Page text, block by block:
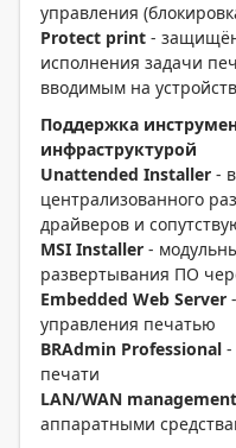
управления
Protect print -
исполнения задачи
вводимым на
Поддержка
инфраструктурой
Unattended Installer -
централизованного
драйверов и
MSI Installer -
развертывания ПО
Embedded Web Server
управления печатью
BRAdmin Professional -
печати
LAN/WAN
аппаратными